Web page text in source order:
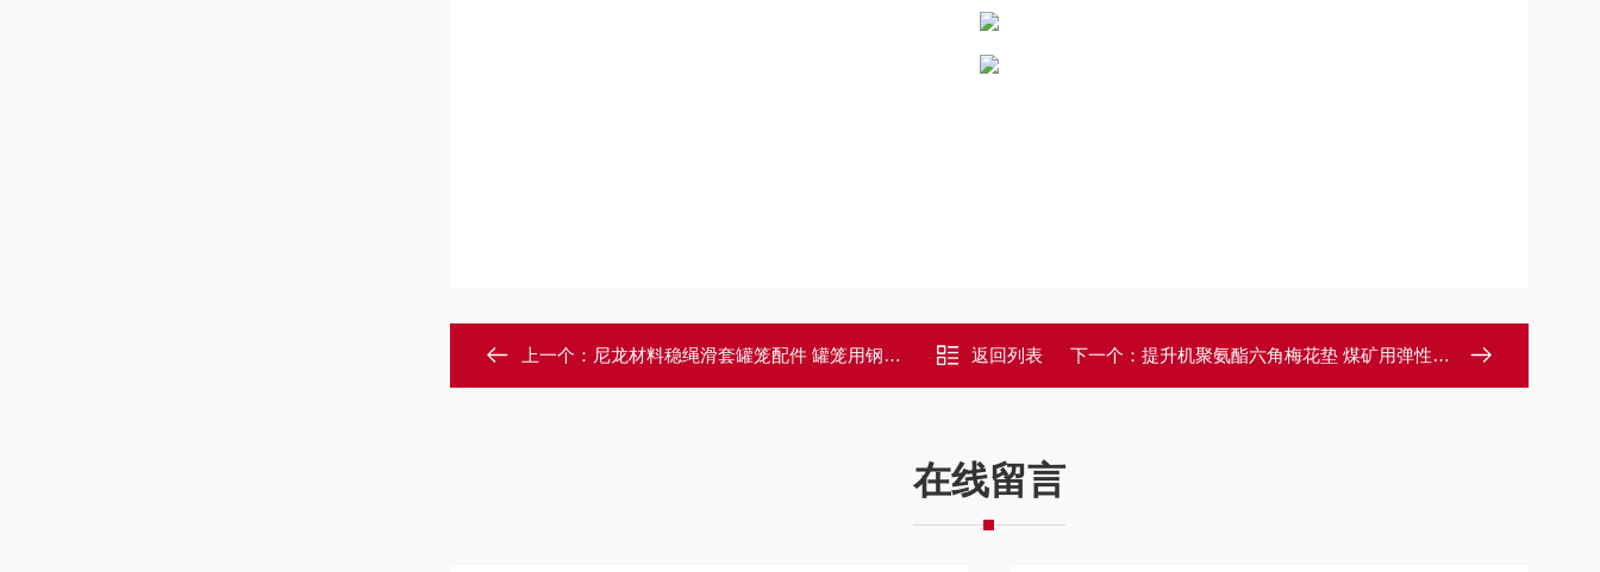
上一个： 尼龙材料稳绳滑套罐笼配件 罐笼用钢丝绳套 返回列表 下一个： 提升机聚氨酯六角梅花垫 煤矿用弹性缓冲垫
在线留言